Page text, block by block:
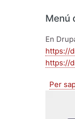
Menú
En
https://
https://
Per